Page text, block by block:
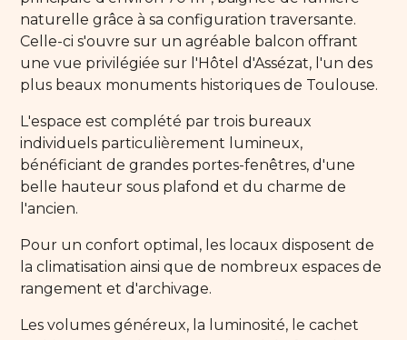
naturelle grâce à sa configuration traversante.
Celle-ci s'ouvre sur un agréable balcon offrant
une vue privilégiée sur l'Hôtel d'Assézat, l'un des
plus beaux monuments historiques de Toulouse.
L'espace est complété par trois bureaux
individuels particulièrement lumineux,
bénéficiant de grandes portes-fenêtres, d'une
belle hauteur sous plafond et du charme de
l'ancien.
Pour un confort optimal, les locaux disposent de
la climatisation ainsi que de nombreux espaces de
rangement et d'archivage.
Les volumes généreux, la luminosité, le cachet